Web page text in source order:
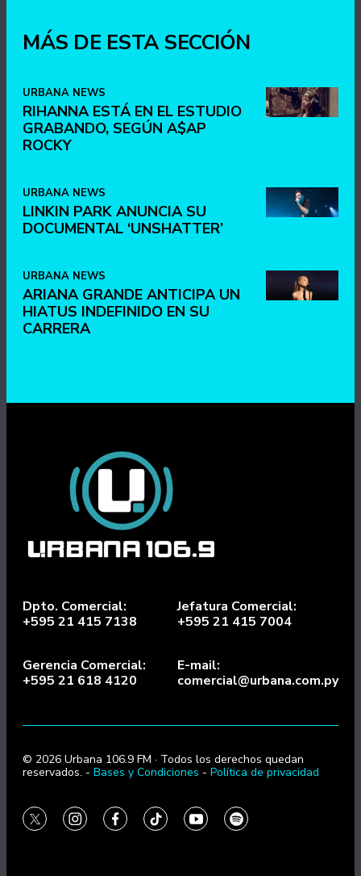
MÁS DE ESTA SECCIÓN
URBANA NEWS
RIHANNA ESTÁ EN EL ESTUDIO
GRABANDO, SEGÚN A$AP
ROCKY
URBANA NEWS
LINKIN PARK ANUNCIA SU
DOCUMENTAL ‘UNSHATTER’
URBANA NEWS
ARIANA GRANDE ANTICIPA UN
HIATUS INDEFINIDO EN SU
CARRERA
Dpto. Comercial:
+595 21 415 7138
Jefatura Comercial:
+595 21 415 7004
Gerencia Comercial:
+595 21 618 4120
E-mail:
comercial@urbana.com.py
© 2026 Urbana 106.9 FM · Todos los derechos quedan
reservados. - Bases y Condiciones - Política de privacidad
twitterinstagramfacebooktiktokyoutubespotify